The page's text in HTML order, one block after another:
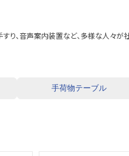
り、音声案内装置など、多様な人々が
手荷物テーブル